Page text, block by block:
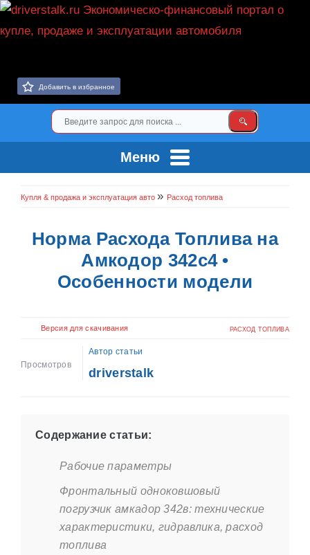
Добавить в избранное
Меню
Купля & продажа и эксплуатация авто » Расход топлива
Норма Расхода Топлива на
Амкодор 342с4 •
Особенности модели
Версия для скачивания РАСХОД ТОПЛИВА
Просмотров
Автор статьи
driverstalk
Содержание статьи:
Рабочие параметры
Фронтальный одноковшовый
погрузчик амкадор 342в: технические
характеристики, гидравлика, расход
топлива